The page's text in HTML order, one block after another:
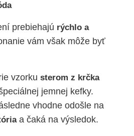
prebiehajú rýchlo a
vám však môže byť
vzorku sterom z krčka
jemnej kefky.
vhodne odošle na
a čaká na výsledok.